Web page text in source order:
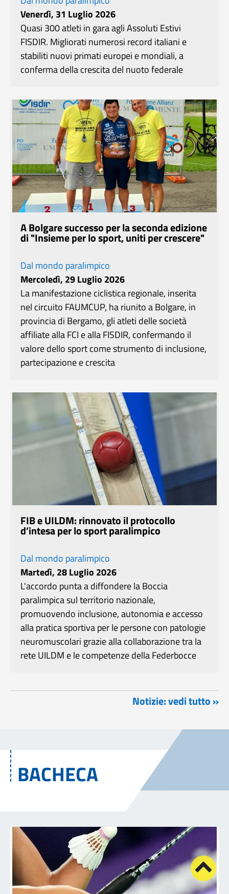
Venerdì, 31 Luglio 2026
Quasi 300 atleti in gara agli Assoluti Estivi
FISDIR. Migliorati numerosi record italiani e
stabiliti nuovi primati europei e mondiali, a
conferma della crescita del nuoto federale
A Bolgare successo per la seconda edizione
di "Insieme per lo sport, uniti per crescere"
Dal mondo paralimpico
Mercoledì, 29 Luglio 2026
La manifestazione ciclistica regionale, inserita
nel circuito FAUMCUP, ha riunito a Bolgare, in
provincia di Bergamo, gli atleti delle società
affiliate alla FCI e alla FISDIR, confermando il
valore dello sport come strumento di inclusione,
partecipazione e crescita
FIB e UILDM: rinnovato il protocollo
d’intesa per lo sport paralimpico
Dal mondo paralimpico
Martedì, 28 Luglio 2026
L'accordo punta a diffondere la Boccia
paralimpica sul territorio nazionale,
promuovendo inclusione, autonomia e accesso
alla pratica sportiva per le persone con patologie
neuromuscolari grazie alla collaborazione tra la
rete UILDM e le competenze della Federbocce
Notizie: vedi tutto »
BACHECA